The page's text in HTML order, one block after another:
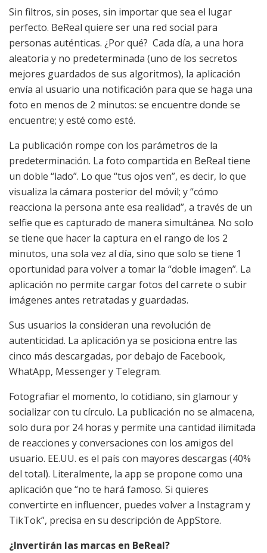
Sin filtros, sin poses, sin importar que sea el lugar
perfecto. BeReal quiere ser una red social para
personas auténticas. ¿Por qué? Cada día, a una hora
aleatoria y no predeterminada (uno de los secretos
mejores guardados de sus algoritmos), la aplicación
envía al usuario una notificación para que se haga una
foto en menos de 2 minutos: se encuentre donde se
encuentre; y esté como esté.
La publicación rompe con los parámetros de la
predeterminación. La foto compartida en BeReal tiene
un doble “lado”. Lo que “tus ojos ven”, es decir, lo que
visualiza la cámara posterior del móvil; y “cómo
reacciona la persona ante esa realidad”, a través de un
selfie que es capturado de manera simultánea. No solo
se tiene que hacer la captura en el rango de los 2
minutos, una sola vez al día, sino que solo se tiene 1
oportunidad para volver a tomar la “doble imagen”. La
aplicación no permite cargar fotos del carrete o subir
imágenes antes retratadas y guardadas.
Sus usuarios la consideran una revolución de
autenticidad. La aplicación ya se posiciona entre las
cinco más descargadas, por debajo de Facebook,
WhatApp, Messenger y Telegram.
Fotografiar el momento, lo cotidiano, sin glamour y
socializar con tu círculo. La publicación no se almacena,
solo dura por 24 horas y permite una cantidad ilimitada
de reacciones y conversaciones con los amigos del
usuario. EE.UU. es el país con mayores descargas (40%
del total). Literalmente, la app se propone como una
aplicación que “no te hará famoso. Si quieres
convertirte en influencer, puedes volver a Instagram y
TikTok”, precisa en su descripción de AppStore.
¿Invertirán las marcas en BeReal?